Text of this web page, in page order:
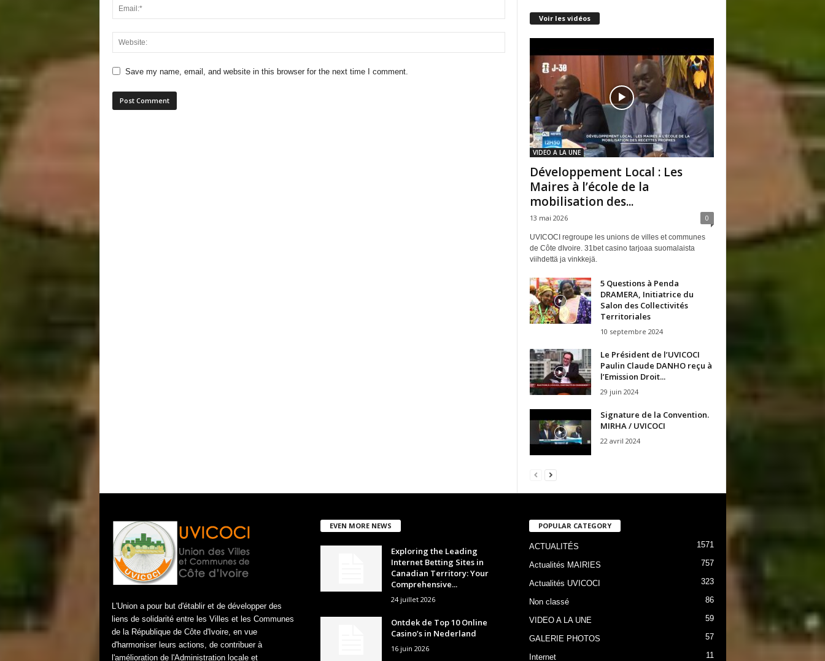
Save my name, email, and website in this browser for the next time I comment.
Voir les vidéos
VIDEO A LA UNE
Développement Local : Les
Maires à l’école de la
mobilisation des...
13 mai 2026 0
UVICOCI regroupe les unions de villes et communes
de Côte dIvoire. 31bet casino tarjoaa suomalaista
viihdettä ja vinkkejä.
5 Questions à Penda
DRAMERA, Initiatrice du
Salon des Collectivités
Territoriales
10 septembre 2024
Le Président de l’UVICOCI
Paulin Claude DANHO reçu à
l’Emission Droit...
29 juin 2024
Signature de la Convention.
MIRHA / UVICOCI
22 avril 2024
L'Union a pour but d'établir et de développer des
liens de solidarité entre les Villes et les Communes
de la République de Côte d'Ivoire, en vue
d'harmoniser leurs actions, de contribuer à
l'amélioration de l'Administration locale et
EVEN MORE NEWS
Exploring the Leading
Internet Betting Sites in
Canadian Territory: Your
Comprehensive...
24 juillet 2026
Ontdek de Top 10 Online
Casino’s in Nederland
16 juin 2026
POPULAR CATEGORY
ACTUALITÉS 1571
Actualités MAIRIES 757
Actualités UVICOCI 323
Non classé 86
VIDEO A LA UNE 59
GALERIE PHOTOS 57
Internet 11